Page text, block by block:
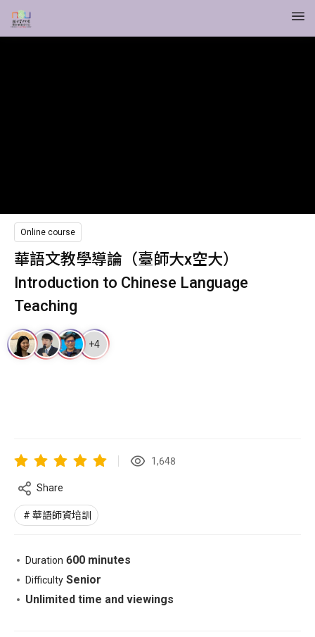
Online course
華語文教學導論（臺師大x空大）
Introduction to Chinese Language
Teaching
+4
1,648
Share
華語師資培訓
Duration 600 minutes
Difficulty Senior
Unlimited time and viewings